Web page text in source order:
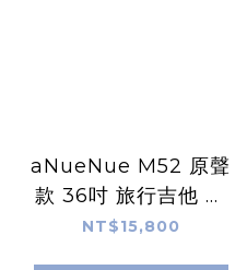
aNueNue M52 原聲
款 36吋 旅行吉他 西
加雲杉木面單 附原廠
NT$15,800